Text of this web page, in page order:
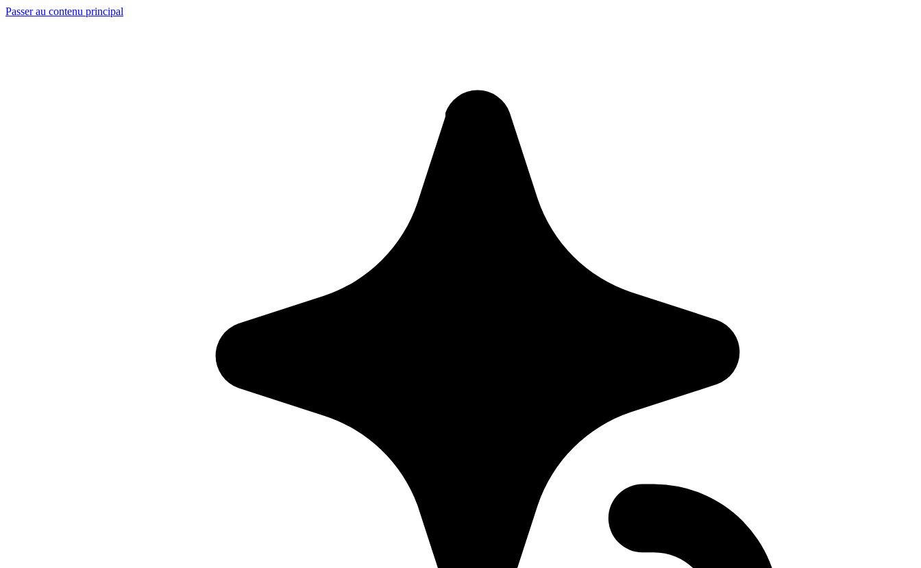
Passer au contenu principal